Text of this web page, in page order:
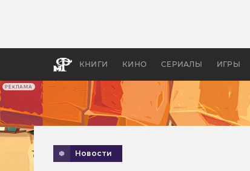
РЕКЛАМА
КНИГИ КИНО СЕРИАЛЫ ИГРЫ
Новости